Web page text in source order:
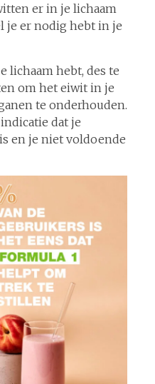
er in je lichaam
je er nodig hebt in je
lichaam hebt, des te
om het eiwit in je
te onderhouden.
dat je
en je niet voldoende